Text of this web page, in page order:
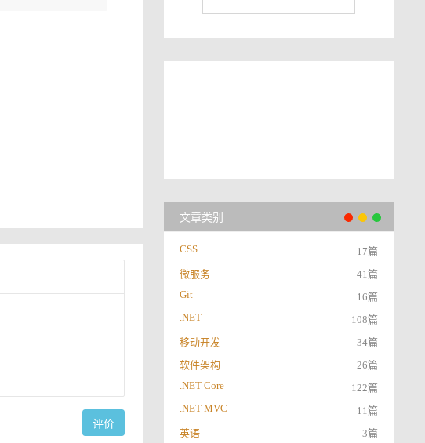
评价
文章类别
CSS
17篇
微服务
41篇
Git
16篇
.NET
108篇
移动开发
34篇
软件架构
26篇
.NET Core
122篇
.NET MVC
11篇
英语
3篇